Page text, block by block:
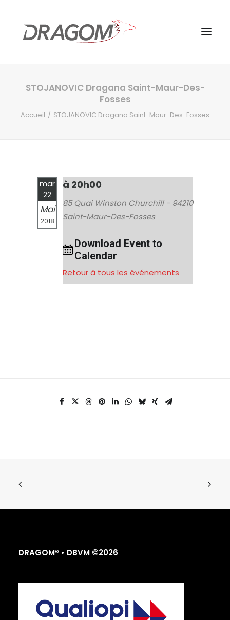
STOJANOVIC Dragana Saint-Maur-Des-
Fosses
Accueil STOJANOVIC Dragana Saint-Maur-Des-Fosses
mar
22
Mai
2018
à 20h00
85 Quai Winston Churchill - 94210
Saint-Maur-Des-Fosses
Download Event to
Calendar
Retour à tous les événements
DRAGOM® • DBVM ©2026